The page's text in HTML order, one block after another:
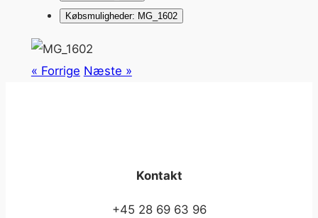
Købsmuligheder: MG_1602
« Forrige Næste »
Kontakt
+45 28 69 63 96